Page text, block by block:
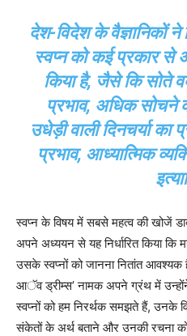
देश-विदेश के वैज्ञानिकों ने
स्वप्न को कई प्रकार से
किया है, जैसे कि सोते
प्रभाव, अधिक सोचने
उधेड़ी वाली दिनचर्या
प्रभाव, आध्यात्मिक
स्वप्न के विषय में सबसे महत्व की खोजें
अपने अध्ययन से यह निर्धारित किया
उसके स्वप्नों को जानना नितांत
आॅव ड्रीम्स’ नामक अपने ग्रंथ में
स्वप्नों को हम निरर्थक समझते हैं, उनके
संकेतों के अर्थ बताने और उनकी रचना